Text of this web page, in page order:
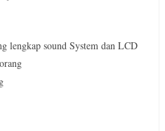
lengkap sound System dan LCD